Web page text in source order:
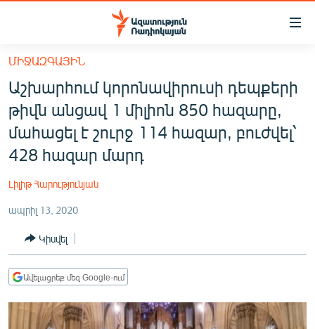
Մատչելիության
հիմնական
բովանդակությանը
Անցնել
հիմնական
մենյուին
Որոնում
ՀԱՅԱՍՏԱՆ
ՔԱՂԱՔԱԿԱՆ
ԸՆՏՐՈՒԹՅՈՒՆՆԵՐ 2026
ՊԱՏԵՐԱԶՄԻ 6 ՇԱԲԱԹՆԵՐԸ
ՏԱՐԱԾԱՇՐՋԱՆ
ՄԻՋԱԶԳԱՅԻՆ
Աշխարհում կորոնավիրուսի դեպքերի
թիվն անցավ 1 միլիոն 850 հազարը,
մահացել է շուրջ 114 հազար, բուժվել՝
428 հազար մարդ
Լիլիթ Հարությունյան
ապրիլ 13, 2020
Կիսվել
Ավելացրեք մեզ Google-ում